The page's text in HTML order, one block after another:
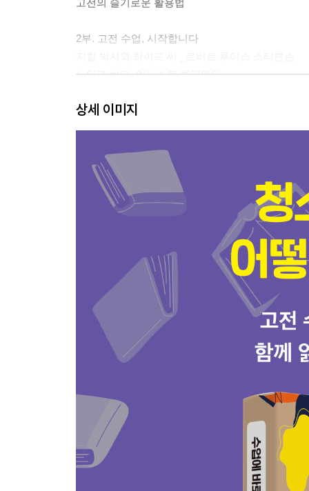
고전의 슬기로운 활용법
2부. 고전 수업, 시작합니다
노인과 바다_어니스트 헤밍웨이
위대한 개츠비_스콧 피츠제럴드
변신_프란츠 카프카
파리대왕_윌리엄 골딩
동물농장_조지 오웰
호밀밭의 파수꾼_제롬 데이비드 샐린저
3부. 고전 수업, 한걸음 더
발문에 따라 달라지는 활동지 유형
경쟁 토론을 위한 활동지
폐지를 활용한 책 띠지 만들기
고전 깊이 읽기를 도와주는 생각노트
감정 낱말 모음집
상세 이미지